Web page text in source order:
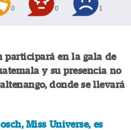
0 0 1
participará en la gala de
y su presencia no
donde se llevará
Miss Universe, es